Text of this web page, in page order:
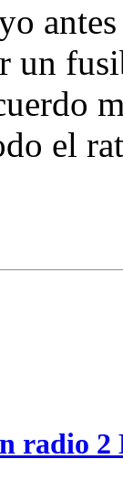
un
el
radio 2